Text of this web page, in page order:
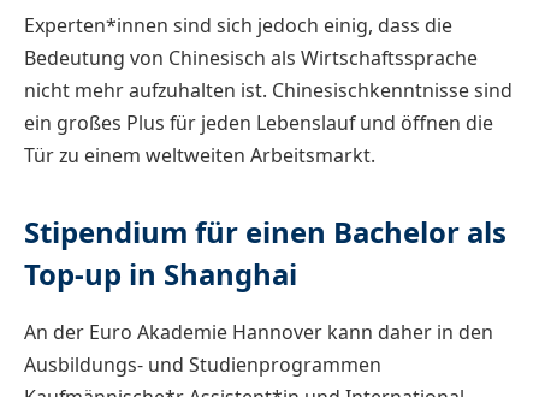
Experten*innen sind sich jedoch einig, dass die
Bedeutung von Chinesisch als Wirtschaftssprache
nicht mehr aufzuhalten ist. Chinesischkenntnisse sind
ein großes Plus für jeden Lebenslauf und öffnen die
Tür zu einem weltweiten Arbeitsmarkt.
Stipendium für einen Bachelor als
Top-up in Shanghai
An der Euro Akademie Hannover kann daher in den
Ausbildungs- und Studienprogrammen